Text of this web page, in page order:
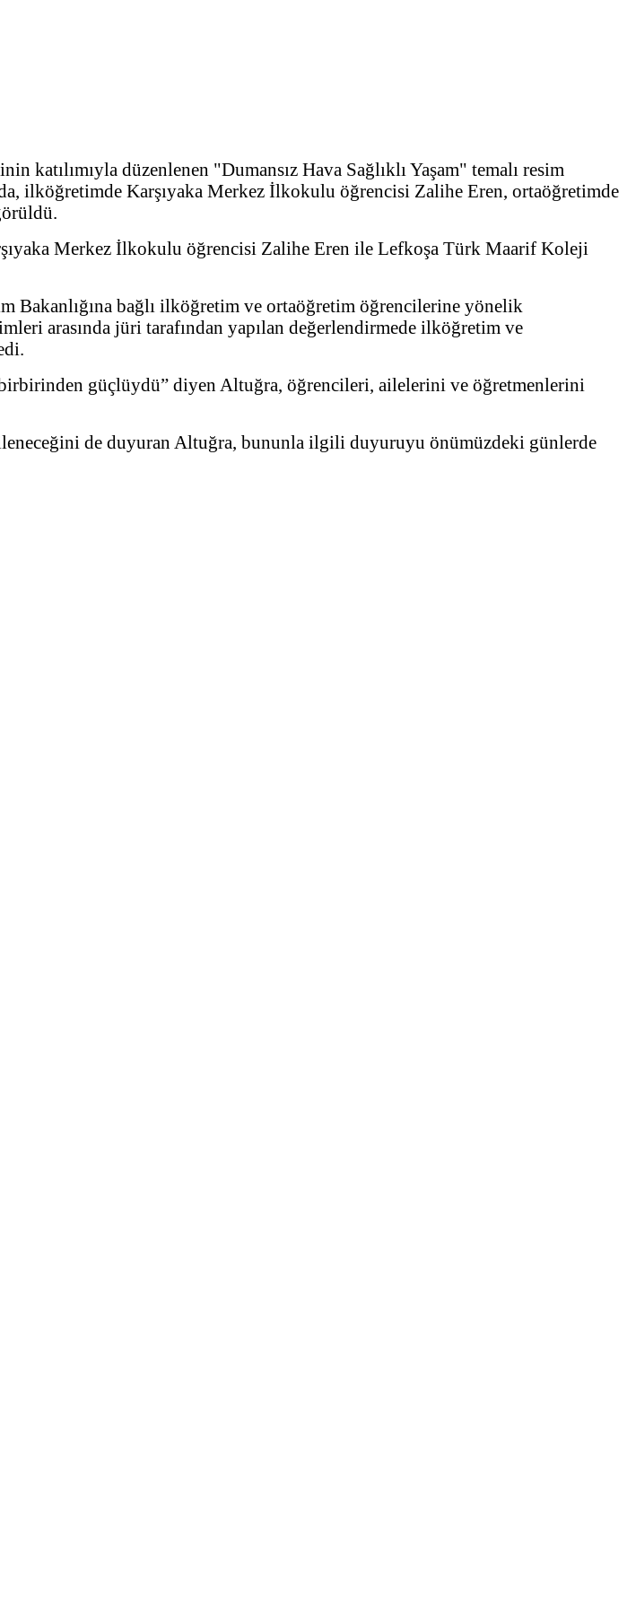
düzenlenen "Dumansız Hava Sağlıklı Yaşam" temalı resim
ilköğretimde Karşıyaka Merkez İlkokulu öğrencisi Zalihe Eren, ortaöğretimde
Merkez İlkokulu öğrencisi Zalihe Eren ile Lefkoşa Türk Maarif Koleji
Bakanlığına bağlı ilköğretim ve ortaöğretim öğrencilerine yönelik
arasında jüri tarafından yapılan değerlendirmede ilköğretim ve
güçlüydü” diyen Altuğra, öğrencileri, ailelerini ve öğretmenlerini
de duyuran Altuğra, bununla ilgili duyuruyu önümüzdeki günlerde